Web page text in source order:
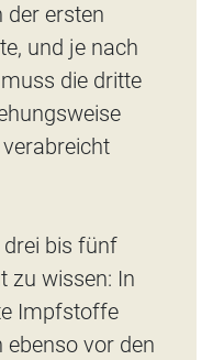
der ersten
und je nach
die dritte
bis fünf
zu wissen: In
Impfstoffe
vor den